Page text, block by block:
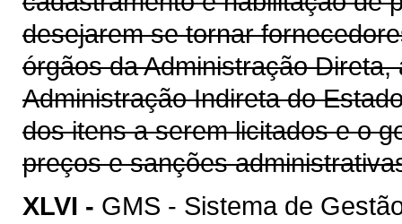
desejarem se tornar
órgãos da Administração
Administração Indireta do
dos itens a serem licitados e o
preços e sanções
XLVI - GMS - Sistema de